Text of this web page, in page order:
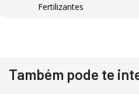
Pá Carregadeira Cat 966
Ano 1987
Fertilizantes
Também pode te